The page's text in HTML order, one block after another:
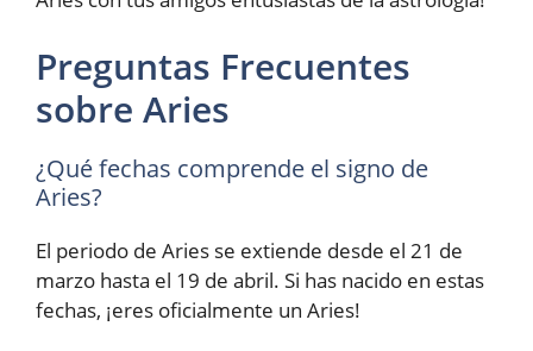
Preguntas Frecuentes
sobre Aries
¿Qué fechas comprende el signo de
Aries?
El periodo de Aries se extiende desde el 21 de
marzo hasta el 19 de abril. Si has nacido en estas
fechas, ¡eres oficialmente un Aries!